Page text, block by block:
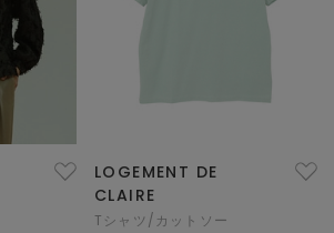
LOGEMENT DE
CLAIRE
Tシャツ/カットソー